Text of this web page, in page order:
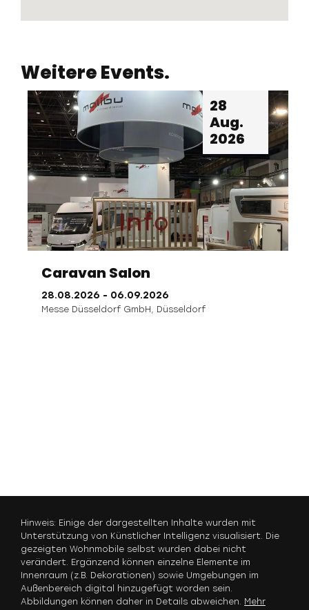
Weitere Events.
28
Aug.
2026
Caravan Salon
28.08.2026 - 06.09.2026
Messe Düsseldorf GmbH, Düsseldorf
Hinweis: Einige der dargestellten Inhalte wurden mit
Unterstützung von Künstlicher Intelligenz visualisiert. Die
gezeigten Wohnmobile selbst wurden dabei nicht
verändert. Ergänzend können einzelne Elemente im
Innenraum (z.B. Dekorationen) sowie Umgebungen im
Außenbereich digital hinzugefügt worden sein.
Abbildungen können daher in Details abweichen. Mehr